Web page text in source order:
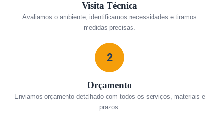
Visita Técnica
Avaliamos o ambiente, identificamos necessidades e tiramos
medidas precisas.
2
Orçamento
Enviamos orçamento detalhado com todos os serviços, materiais e
prazos.